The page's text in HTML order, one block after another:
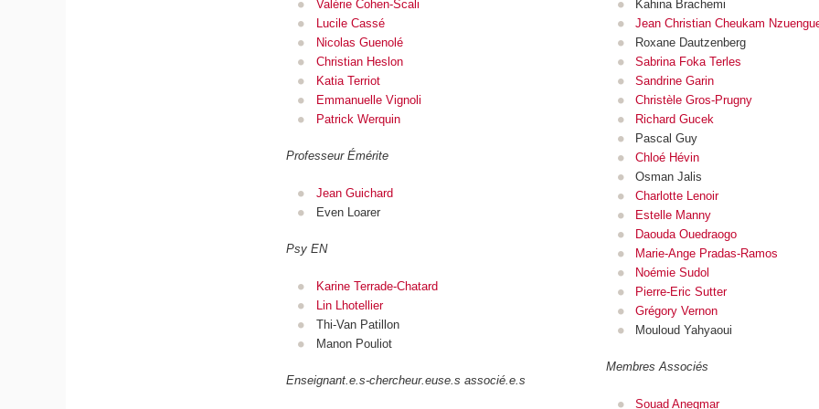
Valérie Cohen-Scali
Lucile Cassé
Nicolas Guenolé
Christian Heslon
Katia Terriot
Emmanuelle Vignoli
Patrick Werquin
Professeur Émérite
Jean Guichard
Even Loarer
Psy EN
Karine Terrade-Chatard
Lin Lhotellier
Thi-Van Patillon
Manon Pouliot
Enseignant.e.s-chercheur.euse.s associé.e.s
Kahina Brachemi
Jean Christian Cheukam
Roxane Dautzenberg
Sabrina Foka Terles
Sandrine Garin
Christèle Gros-Prugny
Richard Gucek
Pascal Guy
Chloé Hévin
Osman Jalis
Charlotte Lenoir
Estelle Manny
Daouda Ouedraogo
Marie-Ange Pradas-Ramos
Noémie Sudol
Pierre-Eric Sutter
Grégory Vernon
Mouloud Yahyaoui
Membres Associés
Souad Anegmar